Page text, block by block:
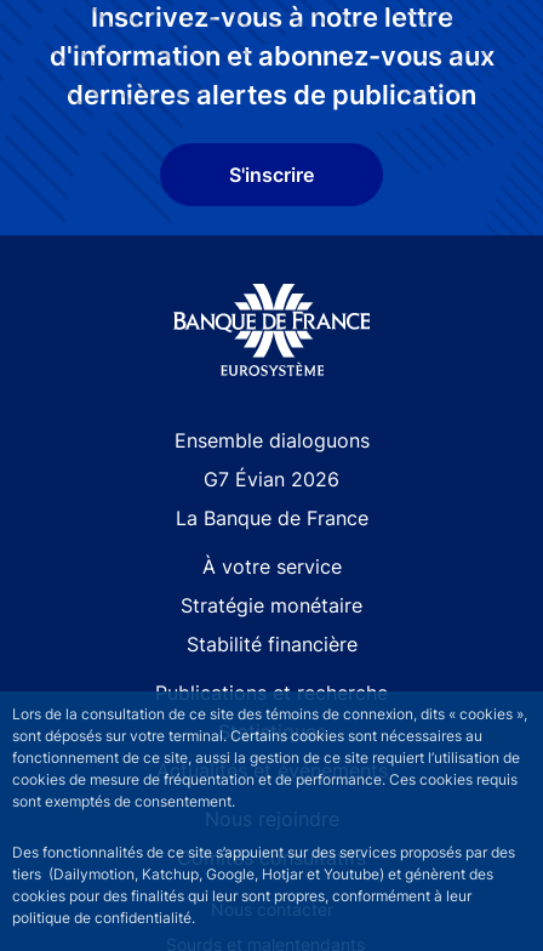
Lors de la consultation de ce site des témoins de connexion, dits « cookies »,
sont déposés sur votre terminal. Certains cookies sont nécessaires au
fonctionnement de ce site, aussi la gestion de ce site requiert l’utilisation de
cookies de mesure de fréquentation et de performance. Ces cookies requis
sont exemptés de consentement.
Des fonctionnalités de ce site s’appuient sur des services proposés par des
tiers (Dailymotion, Katchup, Google, Hotjar et Youtube) et génèrent des
cookies pour des finalités qui leur sont propres, conformément à leur
politique de confidentialité.
Inscrivez-vous à notre lettre
d'information et abonnez-vous aux
dernières alertes de publication
S'inscrire
Ensemble dialoguons
G7 Évian 2026
La Banque de France
À votre service
Stratégie monétaire
Stabilité financière
Publications et recherche
Statistiques
Actualités et événements
Nous rejoindre
Comités consultatifs
Footer secondary menuNous contacter
Sourds et malentendants